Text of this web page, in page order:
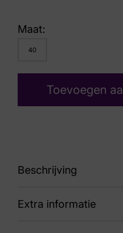
Maat:
40
Toevoegen
Beschrijving
sneaker
Extra informatie